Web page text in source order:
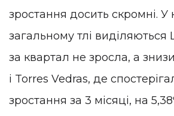
зростання досить скромні. У
загальному тлі виділяються
за квартал не зросла, а
і Torres Vedras, де
зростання за 3 місяці, на